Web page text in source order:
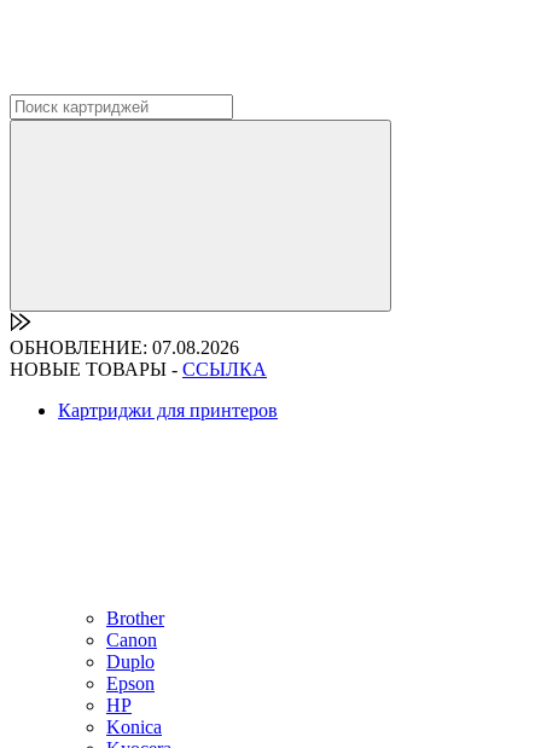
ОБНОВЛЕНИЕ: 07.08.2026
НОВЫЕ ТОВАРЫ - ССЫЛКА
Картриджи для принтеров
Brother
Canon
Duplo
Epson
HP
Konica